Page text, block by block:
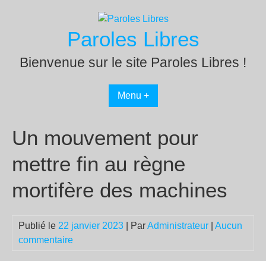
Paroles Libres
Bienvenue sur le site Paroles Libres !
Menu +
Un mouvement pour
mettre fin au règne
mortifère des machines
Publié le 22 janvier 2023 | ParAdministrateur
Aucun
commentaire